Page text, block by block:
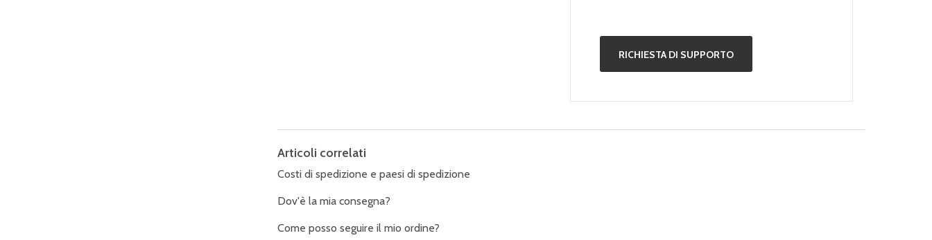
RICHIESTA DI SUPPORTO
Articoli correlati
Costi di spedizione e paesi di spedizione
Dov'è la mia consegna?
Come posso seguire il mio ordine?